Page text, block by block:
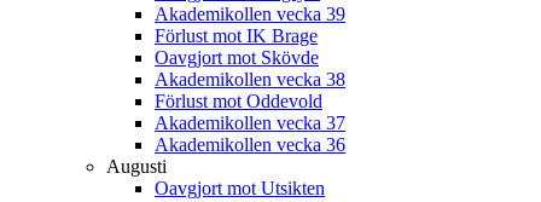
Akademikollen vecka 39
Förlust mot IK Brage
Oavgjort mot Skövde
Akademikollen vecka 38
Förlust mot Oddevold
Akademikollen vecka 37
Akademikollen vecka 36
Augusti
Oavgjort mot Utsikten